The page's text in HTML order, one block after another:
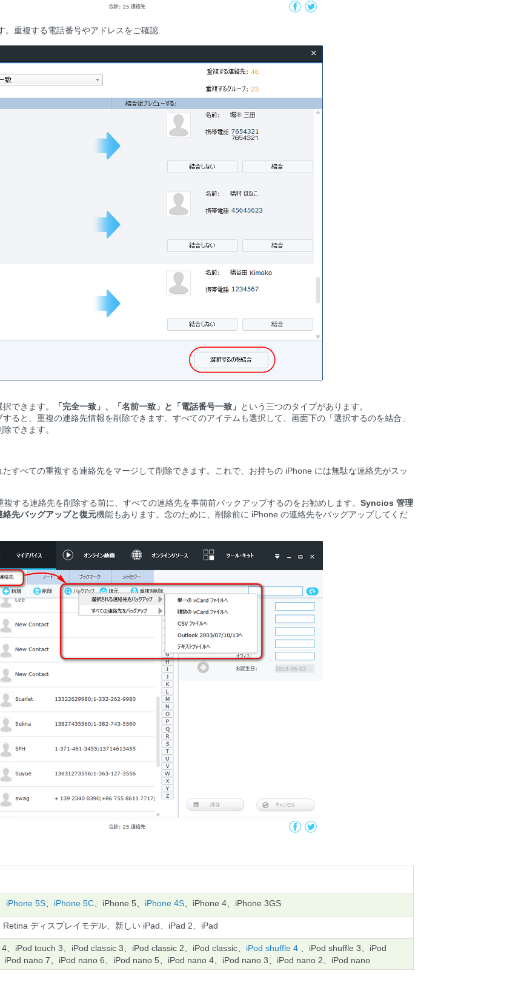
重複する電話番号やアドレスをご確認.
できます。 「完全一致」、「名前一致」と「電話番号一致」 という三つのタイプがあります。
ると、重複の連絡先情報を削除できます。すべてのアイテムも選択して、画面下の「選択するのを結合」
できます。
すべての重複する連絡先をマージして削除できます。これで、お持ちの iPhone には無駄な連絡先がスッ
する連絡先を削除する前に、すべての連絡先を事前前バックアップするのをお勧めします。 Syncios 管理
絡先バッグアップと復元機能もあります。念のために、削除前に iPhone の連絡先をバッグアップしてくだ
iPhone 5S iPhone 5C 、iPhone 5、 iPhone 4S 、iPhone 4、iPhone 3GS
Retina ディスプレイモデル、新しい iPad、iPad 2、iPad
4、iPod touch 3、iPod classic 3、iPod classic 2、iPod classic、 iPod shuffle 4
、iPod shuffle 3、iPod
iPod nano 7、iPod nano 6、iPod nano 5、iPod nano 4、iPod nano 3、iPod nano 2、iPod nano